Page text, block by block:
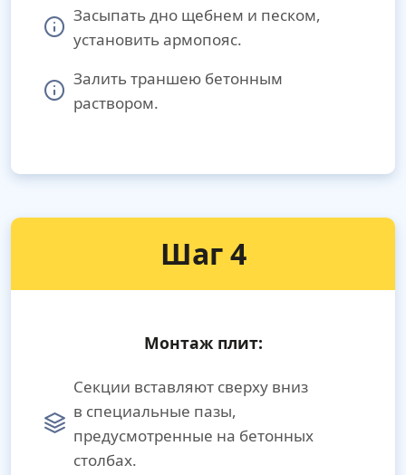
Засыпать дно щебнем и песком,
установить армопояс.
Залить траншею бетонным
раствором.
Шаг 4
Монтаж плит:
Секции вставляют сверху вниз
в специальные пазы,
предусмотренные на бетонных
столбах.